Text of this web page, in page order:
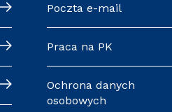
Poczta e-mail
Praca na PK
Ochrona danych
osobowych